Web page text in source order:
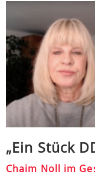
„Ein Stück
Chaim Noll im